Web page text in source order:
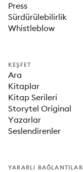
Press
Sürdürülebilirlik
Whistleblow
KEŞFET
Ara
Kitaplar
Kitap Serileri
Storytel Original
Yazarlar
Seslendirenler
YARARLI BAĞLANTILAR